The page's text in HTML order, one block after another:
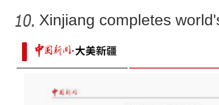
新疆为野生动物投放“爱心
Xinjiang completes
expressway